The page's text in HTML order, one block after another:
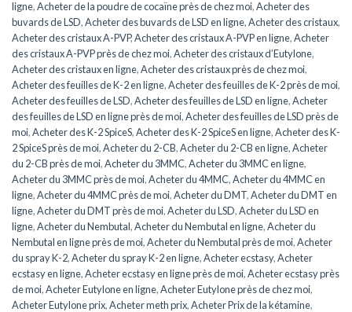
ligne,Acheter de la poudre de cocaïne près de chez moi,Acheter des
buvards de LSD,Acheter des buvards de LSD en ligne,Acheter des cristaux,
Acheter des cristaux A-PVP,Acheter des cristaux A-PVP en ligne,Acheter
des cristaux A-PVP près de chez moi,Acheter des cristaux d’Eutylone,
Acheter des cristaux en ligne,Acheter des cristaux près de chez moi,
Acheter des feuilles de K-2 en ligne,Acheter des feuilles de K-2 près de moi,
Acheter des feuilles de LSD,Acheter des feuilles de LSD en ligne,Acheter
des feuilles de LSD en ligne près de moi,Acheter des feuilles de LSD près de
moi,Acheter des K-2 SpiceS,Acheter des K-2 SpiceS en ligne,Acheter des K-
2 SpiceS près de moi,Acheter du 2-CB,Acheter du 2-CB en ligne,Acheter
du 2-CB près de moi,Acheter du 3MMC,Acheter du 3MMC en ligne,
Acheter du 3MMC près de moi,Acheter du 4MMC,Acheter du 4MMC en
ligne,Acheter du 4MMC près de moi,Acheter du DMT,Acheter du DMT en
ligne,Acheter du DMT près de moi,Acheter du LSD,Acheter du LSD en
ligne,Acheter du Nembutal,Acheter du Nembutal en ligne,Acheter du
Nembutal en ligne près de moi,Acheter du Nembutal près de moi,Acheter
du spray K-2,Acheter du spray K-2 en ligne,Acheter ecstasy,Acheter
ecstasy en ligne,Acheter ecstasy en ligne près de moi,Acheter ecstasy près
de moi,Acheter Eutylone en ligne,Acheter Eutylone près de chez moi,
Acheter Eutylone prix,Acheter meth prix,Acheter Prix de la kétamine,